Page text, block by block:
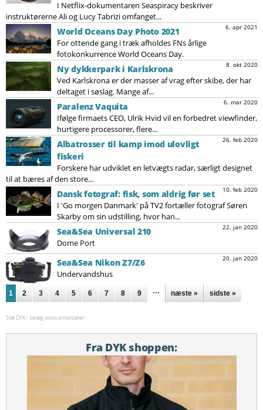
I Netflix-dokumentaren Seaspiracy beskriver
instruktørerne Ali og Lucy Tabrizi omfanget...
6. apr 2021
World Oceans Day Photo 2021
For ottende gang i træk afholdes FNs årlige
fotokonkurrence World Oceans Day.
8. okt 2020
Ny dykkerpark i Karlskrona
Ved Karlskrona er der masser af vrag efter skibe, der har
deltaget i søslag. Mange af...
6. mar 2020
Paralenz Vaquita
Ifølge firmaets CEO, Ulrik Hvid vil en forbedret viewfinder,
hurtigere processorer, flere...
26. feb 2020
Albatrosser til kamp imod ulovligt
fiskeri
Forskere har udviklet en letvægts radar, særligt designet
til at bæres af den store...
10. feb 2020
Dansk fotograf: fisk, som aldrig før set
I 'Go morgen Danmark' på TV2 fortæller fotograf Søren
Skarby om sin udstilling, hvor han...
22. jan 2020
Sea&Sea Universal 210
Dome Port
20. jan 2020
Sea&Sea Nikon Z7/Z6
Undervandshus
Sider
1 2 3 4 5 6 7 8 9 … næste » sidste »
Støt DYK – besøg vores annoncører:
Fra DYK shoppen: